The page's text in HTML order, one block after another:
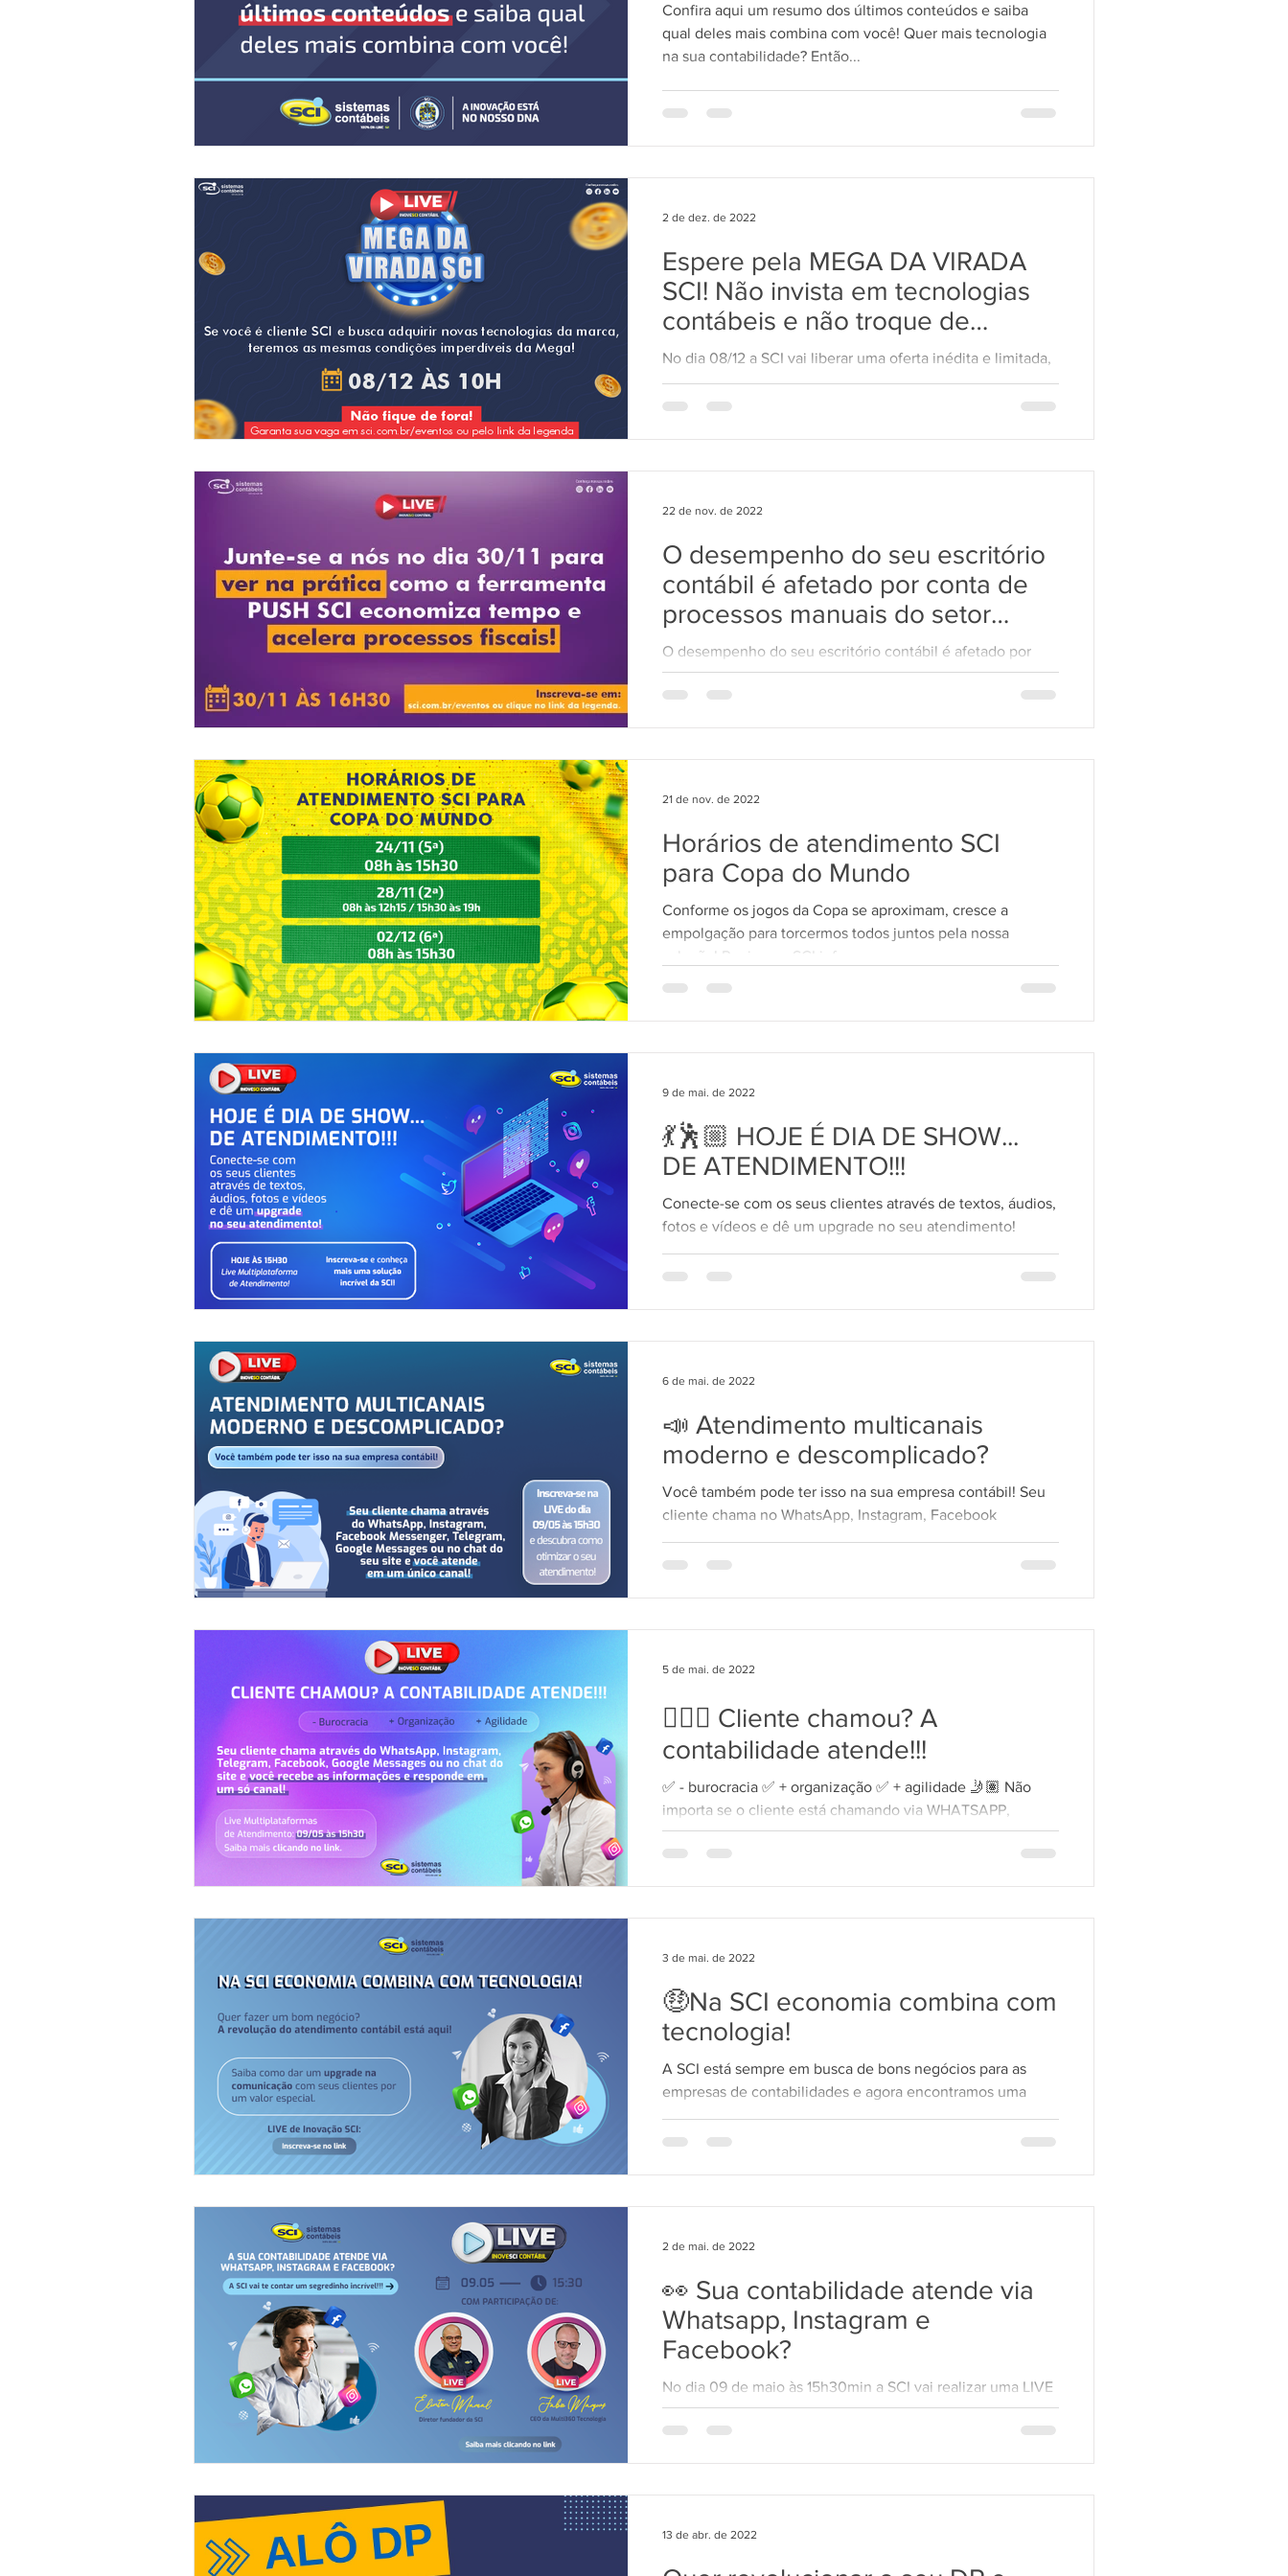
Linha Visual ÚNICO
Confira aqui um resumo dos últimos conteúdos e saiba
qual deles mais combina com você! Quer mais tecnologia
na sua contabilidade? Então...
Espere pela MEGA DA VIRADA
SCI! Não invista em tecnologias
contábeis e não troque de
sistema agora.
No dia 08/12 a SCI vai liberar uma oferta inédita e limitada,
exclusiva para participantes da Live. As melhores
tecnologias contábeis, ao...
2 de dez. de 2022
O desempenho do seu escritório
contábil é afetado por conta de
processos manuais do setor
Fiscal?
O desempenho do seu escritório contábil é afetado por
conta de processos manuais do setor Fiscal? A ferramenta
PUSH da SCI pode te...
22 de nov. de 2022
Horários de atendimento SCI
para Copa do Mundo
Conforme os jogos da Copa se aproximam, cresce a
empolgação para torcermos todos juntos pela nossa
seleção! Por isso, a SCI informa que...
21 de nov. de 2022
💃🕺🏼 HOJE É DIA DE SHOW...
DE ATENDIMENTO!!!
Conecte-se com os seus clientes através de textos, áudios,
fotos e vídeos e dê um upgrade no seu atendimento!
9 de mai. de 2022
📣 Atendimento multicanais
moderno e descomplicado?
Você também pode ter isso na sua empresa contábil! Seu
cliente chama no WhatsApp, Instagram, Facebook
6 de mai. de 2022
🙋🏾‍♀️ Cliente chamou? A
contabilidade atende!!!
✅ - burocracia ✅ + organização ✅ + agilidade 🤳🏽 Não
importa se o cliente está chamando via WHATSAPP,
TELEGRAM, INSTAGRAM, FACEBOOK,...
5 de mai. de 2022
🤑Na SCI economia combina com
tecnologia!
A SCI está sempre em busca de bons negócios para as
empresas de contabilidades e agora encontramos uma
3 de mai. de 2022
👀 Sua contabilidade atende via
Whatsapp, Instagram e
Facebook?
No dia 09 de maio às 15h30min a SCI vai realizar uma LIVE
ao vivo, gratuita e aberta ao público sobre Multiplataforma
de Atendimento para...
2 de mai. de 2022
13 de abr. de 2022